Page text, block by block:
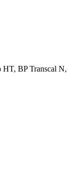
BP Transcal N,